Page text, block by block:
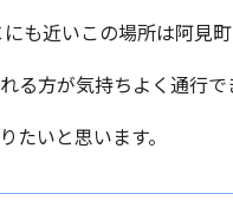
も近いこの場所は阿見町
る方が気持ちよく通行で
たいと思います。